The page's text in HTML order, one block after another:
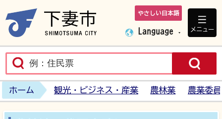
下妻市ホームペ
やさしい日本語
Language メニュー
ホーム 観光・ビジネス・産業 農林業 農業委